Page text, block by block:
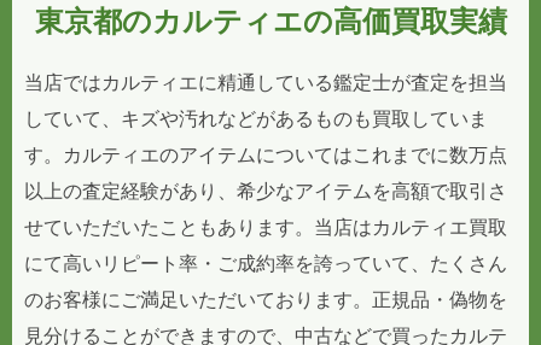
東京都のカルティエの高価買取実績
当店ではカルティエに精通している鑑定士が査定を担当
していて、キズや汚れなどがあるものも買取していま
す。カルティエのアイテムについてはこれまでに数万点
以上の査定経験があり、希少なアイテムを高額で取引さ
せていただいたこともあります。当店はカルティエ買取
にて高いリピート率・ご成約率を誇っていて、たくさん
のお客様にご満足いただいております。正規品・偽物を
見分けることができますので、中古などで買ったカルテ